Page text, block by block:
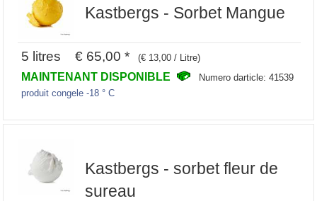
Kastbergs - Sorbet Mangue
5 litres € 65,00 * (€ 13,00 / Litre)
MAINTENANT DISPONIBLE
Numero darticle: 41539
produit congele -18 ° C
Kastbergs - sorbet fleur de
sureau